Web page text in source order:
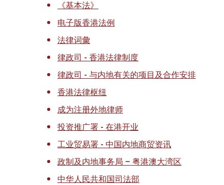
《基本法》
电子版香港法例
法律词彙
律政司 - 香港法律制度
律政司 - 与内地有关的项目及合作安排
香港法律枢纽
成为注册外地律师
投资推广署 - 在港开业
工业贸易署 - 中国内地商贸资讯
政制及内地事务局 – 粤港澳大湾区
中华人民共和国司法部